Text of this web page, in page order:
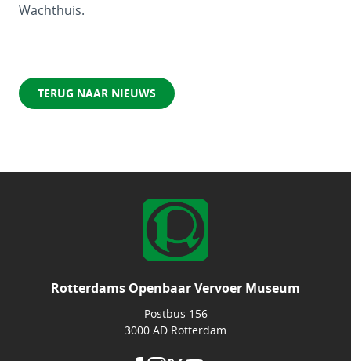
Wachthuis.
TERUG NAAR NIEUWS
Rotterdams Openbaar Vervoer Museum
Postbus 156
3000 AD Rotterdam